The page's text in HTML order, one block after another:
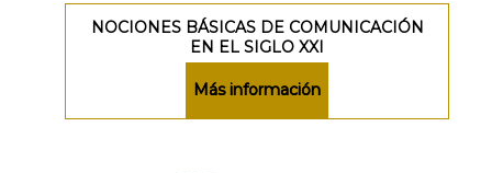
NOCIONES BÁSICAS DE COMUNICACIÓN
EN EL SIGLO XXI
Más información